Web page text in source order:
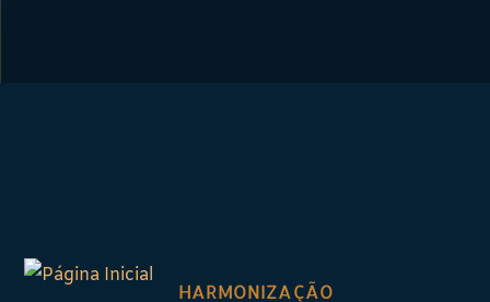
HARMONIZAÇÃO